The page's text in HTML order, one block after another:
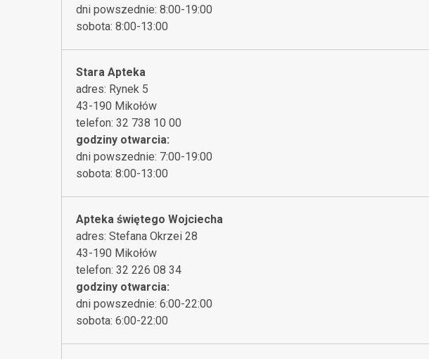
dni powszednie: 8:00-19:00
sobota: 8:00-13:00
Stara Apteka
adres: Rynek 5
43-190 Mikołów
telefon: 32 738 10 00
godziny otwarcia:
dni powszednie: 7:00-19:00
sobota: 8:00-13:00
Apteka świętego Wojciecha
adres: Stefana Okrzei 28
43-190 Mikołów
telefon: 32 226 08 34
godziny otwarcia:
dni powszednie: 6:00-22:00
sobota: 6:00-22:00